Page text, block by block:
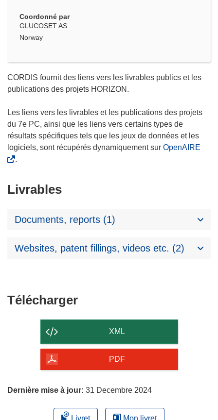
Coordonné par
GLUCOSET AS
Norway
CORDIS fournit des liens vers les livrables publics et les
publications des projets HORIZON.
Les liens vers les livrables et les publications des projets
du 7e PC, ainsi que les liens vers certains types de
résultats spécifiques tels que les jeux de données et les
logiciels, sont récupérés dynamiquement sur OpenAIRE
.
Livrables
Documents, reports (1)
Websites, patent fillings, videos etc. (2)
TéléchargerTélécharger
contenu
de
page
XML
PDF
Dernière mise à jour: 31 Decembre 2024